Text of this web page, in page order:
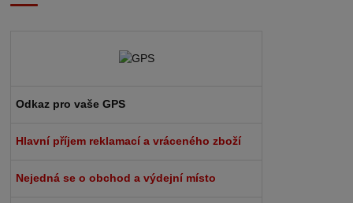
Odkaz pro vaše GPS
Hlavní příjem reklamací a vráceného zboží
Nejedná se o obchod a výdejní místo